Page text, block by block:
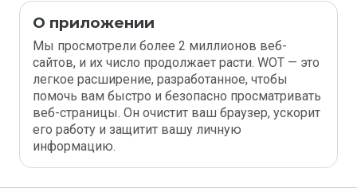
О приложении
Мы просмотрели более 2 миллионов веб-
сайтов, и их число продолжает расти. WOT — это
легкое расширение, разработанное, чтобы
помочь вам быстро и безопасно просматривать
веб-страницы. Он очистит ваш браузер, ускорит
его работу и защитит вашу личную
информацию.